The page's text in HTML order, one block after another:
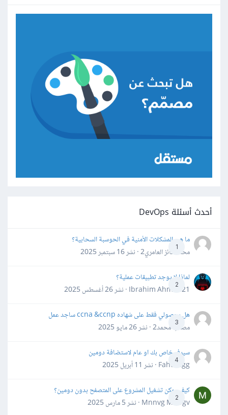
أحدث أسئلة DevOps
1
ما هي المشكلات الأمنية في الحوسبة السحابية؟
محمد فائز العامري2 · نشر
16 سبتمبر 2025
2
لماذا لا يوجد تطبيقات عملية؟
Ibrahim Ahmed21 · نشر
26 أغسطس 2025
3
هل بحصولي فقط على شهاده ccna &ccnp ساجد عمل
مصعب محمد2 · نشر
26 مايو 2025
4
سيرفر خاص بك او عام لاستضافة دومين
Fahd Ggg · نشر
11 أبريل 2025
2
كيف يمكن تشغيل المشروع على المتصفح بدون دومين؟
Mnnvg Mnbgv · نشر
5 مارس 2025